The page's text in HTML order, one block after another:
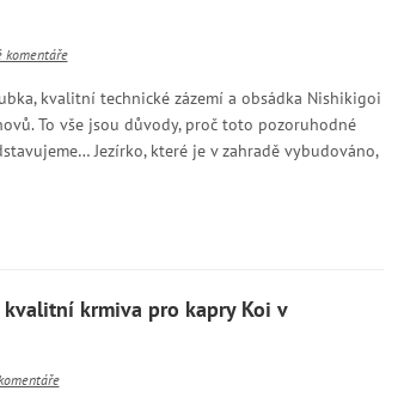
komentáře
kvalitní technické zázemí a obsádka Nishikigoi
To vše jsou důvody, proč toto pozoruhodné
Jezírko, které je v zahradě vybudováno,
krmiva pro kapry Koi v